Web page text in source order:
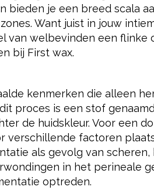
bieden je een breed scala
Want juist in jouw
van welbevinden een flinke
bij First wax.
kenmerken die alleen
proces is een stof
de huidskleur. Voor een
verschillende factoren
als gevolg van scheren,
in het perineale
optreden.